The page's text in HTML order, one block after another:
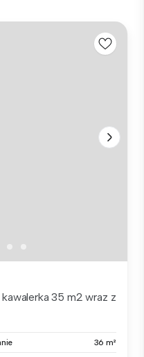
35 m2 wraz z
36 m²